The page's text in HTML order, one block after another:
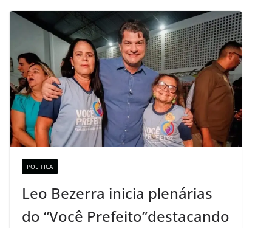
POLITICA
Leo Bezerra inicia plenárias
do “Você Prefeito”destacando